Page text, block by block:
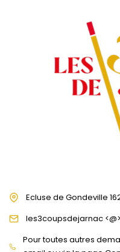
Ecluse de Gondeville
les3coupsdejarnac
Pour toutes autres